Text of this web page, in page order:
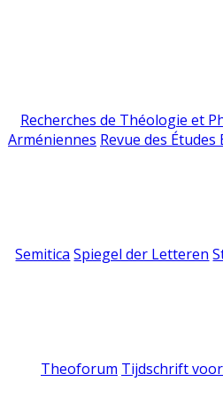
Recherches de Théologie et
Arméniennes Revue des Études
Semitica Spiegel der Letteren
Theoforum Tijdschrift